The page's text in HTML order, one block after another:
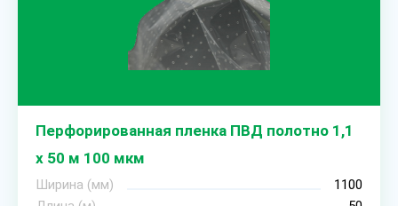
Перфорированная пленка ПВД полотно 1,1
х 50 м 100 мкм
Ширина (мм)
1100